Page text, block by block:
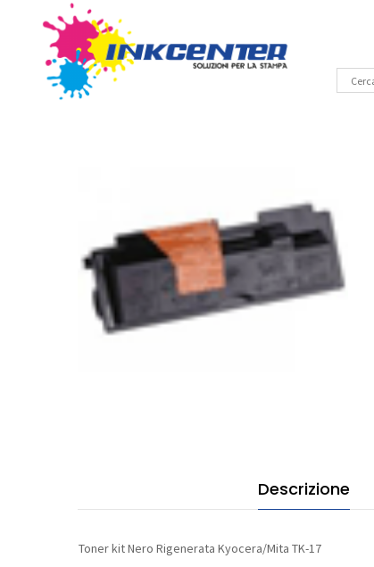
Descrizione
Toner kit Nero Rigenerata Kyocera/Mita TK-17